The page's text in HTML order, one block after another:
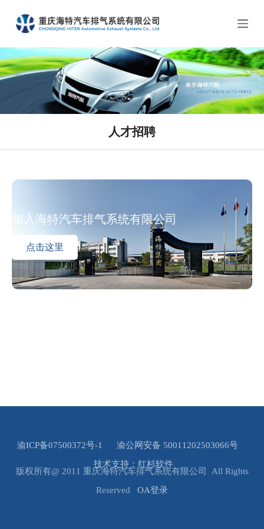
过
容
人才招聘
加入海特汽车排气系统有限公司
点击这里
渝ICP备07500372号-1
渝公网安备 50011202503066号
技术支持：红杉软件
版权所有@ 2011 重庆海特汽车排气系统有限公司 All Rights
Reserved OA登录